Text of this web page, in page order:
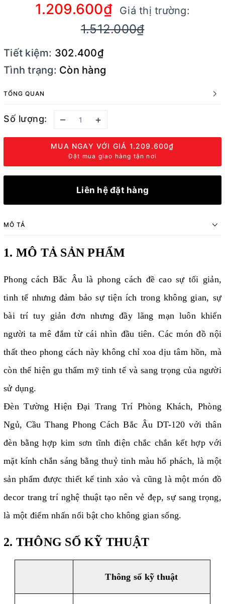
1.209.600₫ Giá thị trường:
1.512.000₫
Tiết kiệm: 302.400₫
Tình trạng: Còn hàng
TỔNG QUAN
Số lượng: – +
MUA NGAY VỚI GIÁ 1.209.600₫
Đặt mua giao hàng tận nơi
Liên hệ đặt hàng
MÔ TẢ
1. MÔ TẢ SẢN PHẨM
Phong cách Bắc Âu là phong cách đề cao sự tối giản,
tinh tế nhưng đảm bảo sự tiện ích trong không gian, sự
bài trí tuy giản đơn nhưng đầy lãng mạn luôn khiến
người ta mê đắm từ cái nhìn đầu tiên. Các món đồ nội
thất theo phong cách này không chỉ xoa dịu tâm hồn, mà
còn thể hiện gu thẩm mỹ tinh tế và sang trọng của người
sử dụng.
Đèn Tường Hiện Đại Trang Trí Phòng Khách, Phòng
Ngủ, Cầu Thang Phong Cách Bắc Âu DT-120 với thân
đèn bằng hợp kim sơn tĩnh điện chắc chắn kết hợp với
mặt kính chắn sáng bằng thuỷ tinh màu hổ phách, là một
sản phẩm được thiết kế tinh xảo và cũng là một món đồ
decor trang trí nghệ thuật tạo nên vẻ đẹp, sự sang trọng,
là một điểm nhấn nổi bật cho không gian sống.
2. THÔNG SỐ KỸ THUẬT
Thông số kỹ thuật